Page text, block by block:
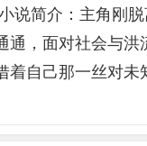
说简介：主角刚脱
通，面对社会与洪
着自己那一丝对未